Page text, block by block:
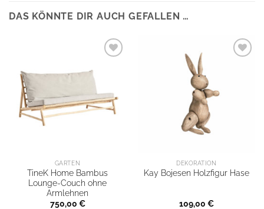
DAS KÖNNTE DIR AUCH GEFALLEN …
GARTEN
TineK Home Bambus
Lounge-Couch ohne
Armlehnen
750,00 €
DEKORATION
Kay Bojesen Holzfigur Hase
109,00 €